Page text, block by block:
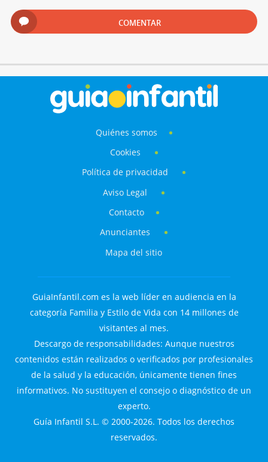
COMENTAR
Quiénes somos
Cookies
Política de privacidad
Aviso Legal
Contacto
Anunciantes
Mapa del sitio
GuiaInfantil.com es la web líder en audiencia en la
categoría Familia y Estilo de Vida con 14 millones de
visitantes al mes.
Descargo de responsabilidades: Aunque nuestros
contenidos están realizados o verificados por profesionales
de la salud y la educación, únicamente tienen fines
informativos. No sustituyen el consejo o diagnóstico de un
experto.
Guía Infantil S.L. © 2000-2026. Todos los derechos
reservados.